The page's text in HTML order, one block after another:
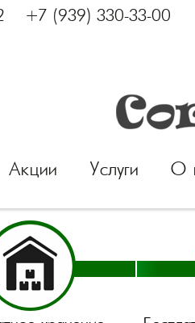
+7 (939) 330-33-00
Акции Услуги О